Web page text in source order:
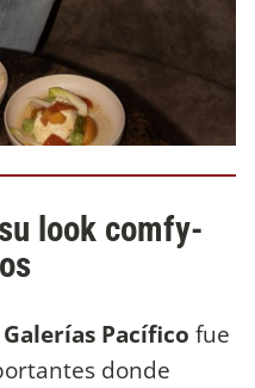
look comfy-
Galerías Pacífico fue
donde